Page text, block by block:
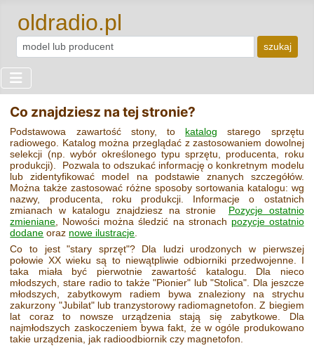
oldradio.pl
szukaj
Co znajdziesz na tej stronie?
Podstawowa zawartość stony, to katalog starego sprzętu
radiowego. Katalog można przeglądać z zastosowaniem dowolnej
selekcji (np. wybór określonego typu sprzętu, producenta, roku
produkcji). Pozwala to odszukać informację o konkretnym modelu
lub zidentyfikować model na podstawie znanych szczegółów.
Można także zastosować różne sposoby sortowania katalogu: wg
nazwy, producenta, roku produkcji. Informacje o ostatnich
zmianach w katalogu znajdziesz na stronie Pozycje ostatnio
zmieniane, Nowości można śledzić na stronach pozycje ostatnio
dodane oraz nowe ilustracje.
Co to jest "stary sprzęt"? Dla ludzi urodzonych w pierwszej
połowie XX wieku są to niewątpliwie odbiorniki przedwojenne. I
taka miała być pierwotnie zawartość katalogu. Dla nieco
młodszych, stare radio to także "Pionier" lub "Stolica". Dla jeszcze
młodszych, zabytkowym radiem bywa znaleziony na strychu
zakurzony "Jubilat" lub tranzystorowy radiomagnetofon. Z biegiem
lat coraz to nowsze urządzenia stają się zabytkowe. Dla
najmłodszych zaskoczeniem bywa fakt, że w ogóle produkowano
takie urządzenia, jak radioodbiornik czy magnetofon.